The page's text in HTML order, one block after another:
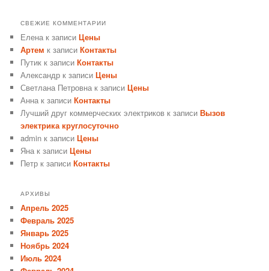
СВЕЖИЕ КОММЕНТАРИИ
Елена к записиЦены
Артем к записиКонтакты
Путик к записиКонтакты
Александр к записиЦены
Светлана Петровна к записиЦены
Анна к записиКонтакты
Лучший друг коммерческих электриков к записиВызов
электрика круглосуточно
admin к записиЦены
Яна к записиЦены
Петр к записиКонтакты
АРХИВЫ
Апрель 2025
Февраль 2025
Январь 2025
Ноябрь 2024
Июль 2024